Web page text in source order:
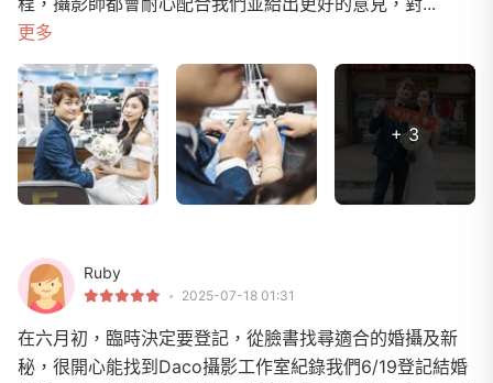
更多
+ 3
Ruby
2025-07-18 01:31
在六月初，臨時決定要登記，從臉書找尋適合的婚攝及新
秘，很開心能找到Daco攝影工作室紀錄我們6/19登記結婚